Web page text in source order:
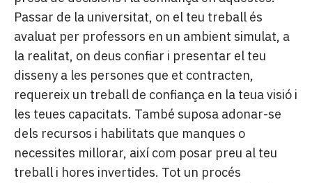
Passar de la universitat, on el teu treball és
avaluat per professors en un ambient simulat, a
la realitat, on deus confiar i presentar el teu
disseny a les persones que et contracten,
requereix un treball de confiança en la teua visió i
les teues capacitats. També suposa adonar-se
dels recursos i habilitats que manques o
necessites millorar, així com posar preu al teu
treball i hores invertides. Tot un procés